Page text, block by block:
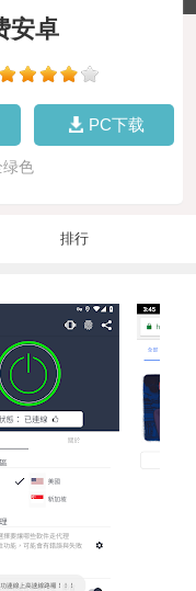
安卓
PC下载
色
排行